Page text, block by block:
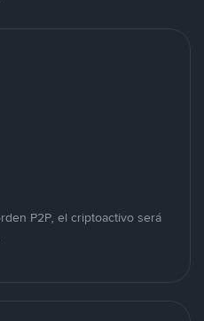
P2P, el criptoactivo será